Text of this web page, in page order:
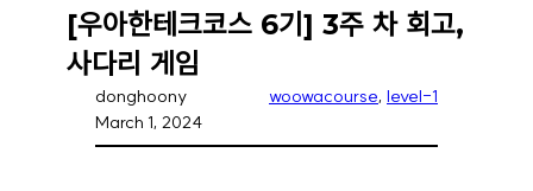
[우아한테크코스 6기] 3주 차 회고,
사다리 게임
donghoony woowacourse, level-1
March 1, 2024